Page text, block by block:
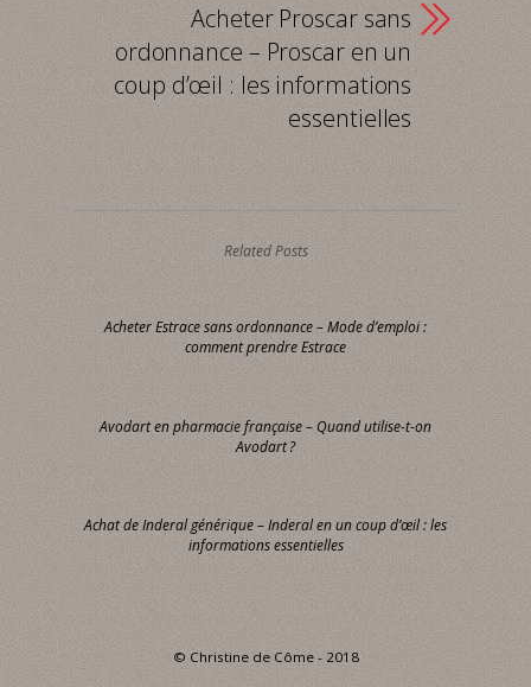
Acheter Proscar sans
ordonnance – Proscar en un
coup d’œil : les informations
essentielles
Related Posts
Acheter Estrace sans ordonnance – Mode d’emploi :
comment prendre Estrace
Avodart en pharmacie française – Quand utilise-t-on
Avodart ?
Achat de Inderal générique – Inderal en un coup d’œil : les
informations essentielles
© Christine de Côme - 2018